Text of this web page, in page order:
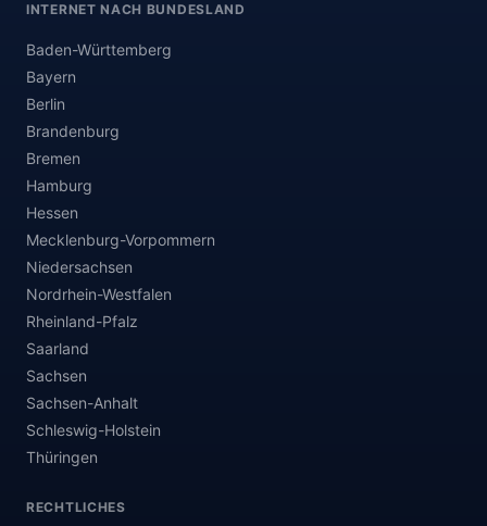
INTERNET NACH BUNDESLAND
Baden-Württemberg
Bayern
Berlin
Brandenburg
Bremen
Hamburg
Hessen
Mecklenburg-Vorpommern
Niedersachsen
Nordrhein-Westfalen
Rheinland-Pfalz
Saarland
Sachsen
Sachsen-Anhalt
Schleswig-Holstein
Thüringen
RECHTLICHES